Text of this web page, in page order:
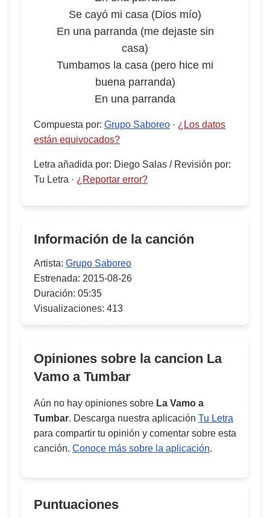
Se cayó mi casa (Dios mío)
En una parranda (me dejaste sin
casa)
Tumbamos la casa (pero hice mi
buena parranda)
En una parranda
Compuesta por: Grupo Saboreo · ¿Los datos
están equivocados?
Letra añadida por: Diego Salas / Revisión por:
Tu Letra · ¿Reportar error?
Información de la canción
Artista: Grupo Saboreo
Estrenada: 2015-08-26
Duración: 05:35
Visualizaciones: 413
Opiniones sobre la cancion La
Vamo a Tumbar
Aún no hay opiniones sobre La Vamo a
Tumbar. Descarga nuestra aplicación Tu Letra
para compartir tu opinión y comentar sobre esta
canción. Conoce más sobre la aplicación.
Puntuaciones